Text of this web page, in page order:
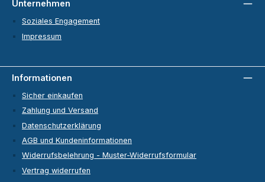
Unternehmen
Soziales Engagement
Impressum
Informationen
Sicher einkaufen
Zahlung und Versand
Datenschutzerklärung
AGB und Kundeninformationen
Widerrufsbelehrung - Muster-Widerrufsformular
Vertrag widerrufen